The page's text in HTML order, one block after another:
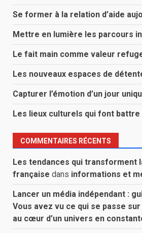
Se former à la relation d’aide
Mettre en lumière les parcours
Le fait main comme valeur
Les nouveaux espaces de
Capturer l’émotion d’un jour
Les lieux culturels qui font battre
COMMENTAIRES RÉCENTS
Les tendances qui transforment
française dans informations et
Lancer un média indépendant :
Vous avez vu ce qui se passe
au cœur d’un univers en